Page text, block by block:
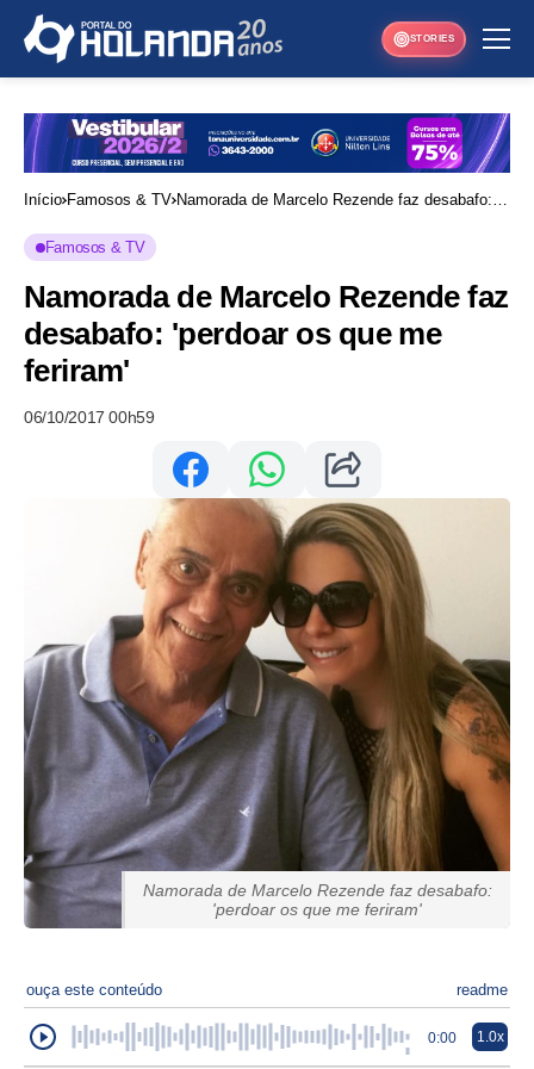
STORIES
Início Famosos & TV Namorada de Marcelo Rezende faz desabafo:
Famosos & TV
Namorada de Marcelo Rezende faz
desabafo: 'perdoar os que me
feriram'
06/10/2017 00h59
Namorada de Marcelo Rezende faz desabafo:
'perdoar os que me feriram'
ouça este conteúdo readme
0:00 1.0x